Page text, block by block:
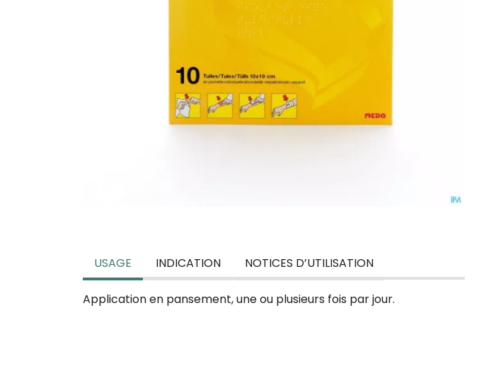
USAGE INDICATION NOTICES D’UTILISATION
Application en pansement, une ou plusieurs fois par jour.